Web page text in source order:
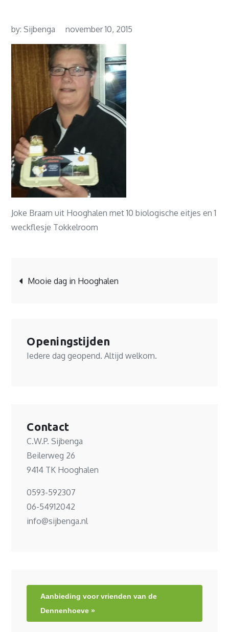
by:Sijbenga november 10, 2015
Joke Braam uit Hooghalen met 10 biologische eitjes en 1
weckflesje Tokkelroom
navigatie
Mooie dag in Hooghalen
Openingstijden
Iedere dag geopend. Altijd welkom.
Contact
C.W.P. Sijbenga
Beilerweg 26
9414 TK Hooghalen
0593-592307
06-54912042
info@sijbenga.nl
Aanbieding voor vrienden van de
Dennenhoeve »